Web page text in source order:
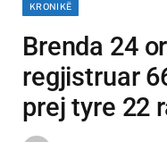
KRONIKË
Brenda 24
regjistruar
prej tyre 22